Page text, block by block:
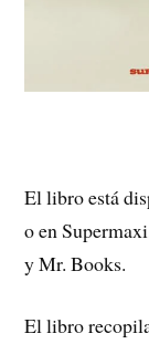
El libro está
o en
y Mr. Books.
El libro